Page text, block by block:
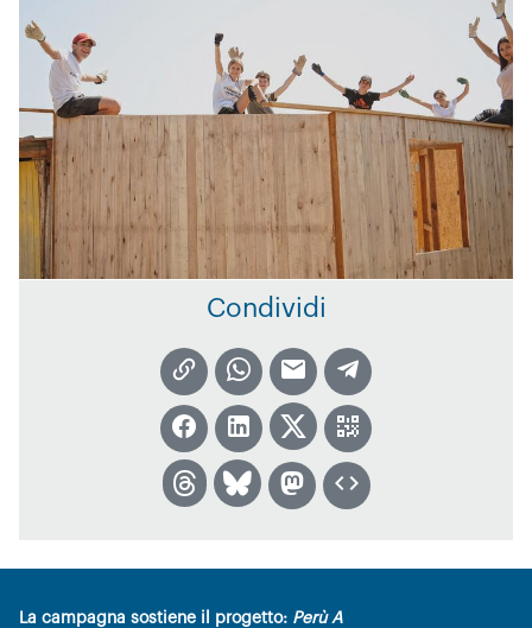
Condividi
La campagna sostiene il progetto: Perù A